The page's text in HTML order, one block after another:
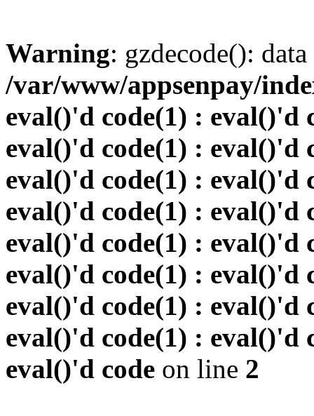
Warning: gzdecode():
/var/www/appsenpay/
eval()'d code(1) : eval()'d
eval()'d code(1) : eval()'d
eval()'d code(1) : eval()'d
eval()'d code(1) : eval()'d
eval()'d code(1) : eval()'d
eval()'d code(1) : eval()'d
eval()'d code(1) : eval()'d
eval()'d code(1) : eval()'d
eval()'d code on line 2